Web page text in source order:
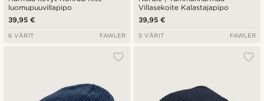
luomupuuvillapipo
39,95 €
6 VÄRIT FAWLER
Villasekoite Kalastajapipo
39,95 €
5 VÄRIT FAWLER